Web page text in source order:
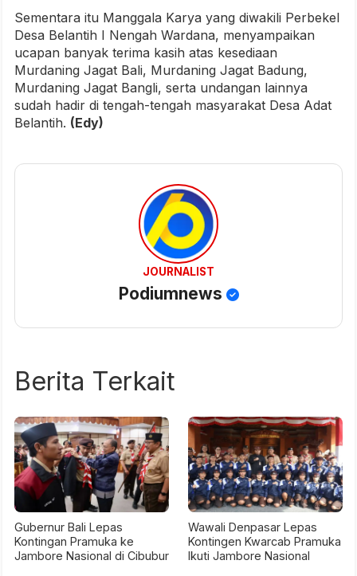
Sementara itu Manggala Karya yang diwakili Perbekel
Desa Belantih I Nengah Wardana, menyampaikan
ucapan banyak terima kasih atas kesediaan
Murdaning Jagat Bali, Murdaning Jagat Badung,
Murdaning Jagat Bangli, serta undangan lainnya
sudah hadir di tengah-tengah masyarakat Desa Adat
Belantih. (Edy)
JOURNALIST
Podiumnews
Berita Terkait
Gubernur Bali Lepas
Kontingan Pramuka ke
Jambore Nasional di Cibubur
Wawali Denpasar Lepas
Kontingen Kwarcab Pramuka
Ikuti Jambore Nasional